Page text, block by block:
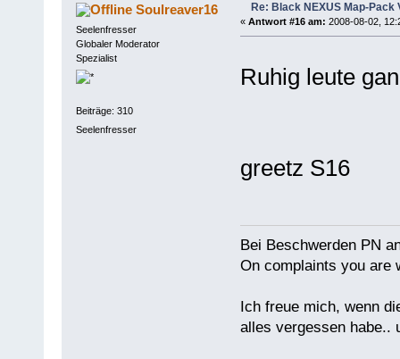
Soulreaver16
Seelenfresser
Globaler Moderator
Spezialist
Beiträge: 310
Seelenfresser
Re: Black NEXUS Map-Pack
« Antwort #16 am: 2008-08-02,
Ruhig leute
greetz S16
Bei Beschwerden PN
On complaints you are
Ich freue mich, wenn
alles vergessen habe..